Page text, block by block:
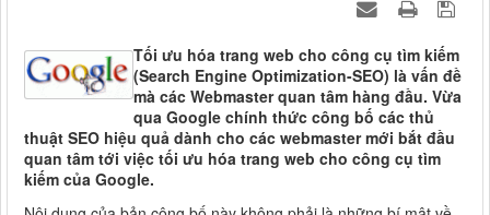
Tối ưu hóa trang web cho công cụ tìm kiếm
(Search Engine Optimization-SEO) là vấn đề
mà các Webmaster quan tâm hàng đầu. Vừa
qua Google chính thức công bố các thủ
thuật SEO hiệu quả dành cho các webmaster mới bắt đầu
quan tâm tới việc tối ưu hóa trang web cho công cụ tìm
kiếm của Google.